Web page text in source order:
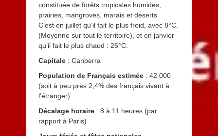
constituée de forêts tropicales humides,
prairies, mangroves, marais et déserts
C’est en juillet qu’il fait le plus froid, avec 8°C.
(Moyenne sur tout le territoire), et en janvier
qu’il fait le plus chaud : 26°C.
Capitale: Canberra
Population de Français estimée: 42 000
(soit à peu près 2,4% des français vivant à
l’étranger)
Décalage horaire: 8 à 11 heures (par
rapport à Paris)